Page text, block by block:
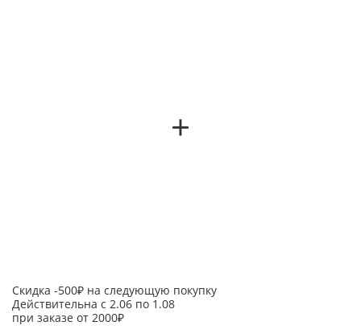
+
Скидка -500₽ на следующую покупку
Действительна с 2.06 по 1.08
при заказе от 2000₽